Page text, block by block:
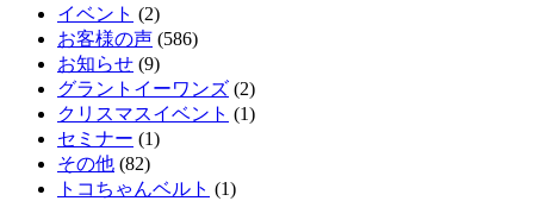
イベント (2)
お客様の声 (586)
お知らせ (9)
グラントイーワンズ (2)
クリスマスイベント (1)
セミナー (1)
その他 (82)
トコちゃんベルト (1)